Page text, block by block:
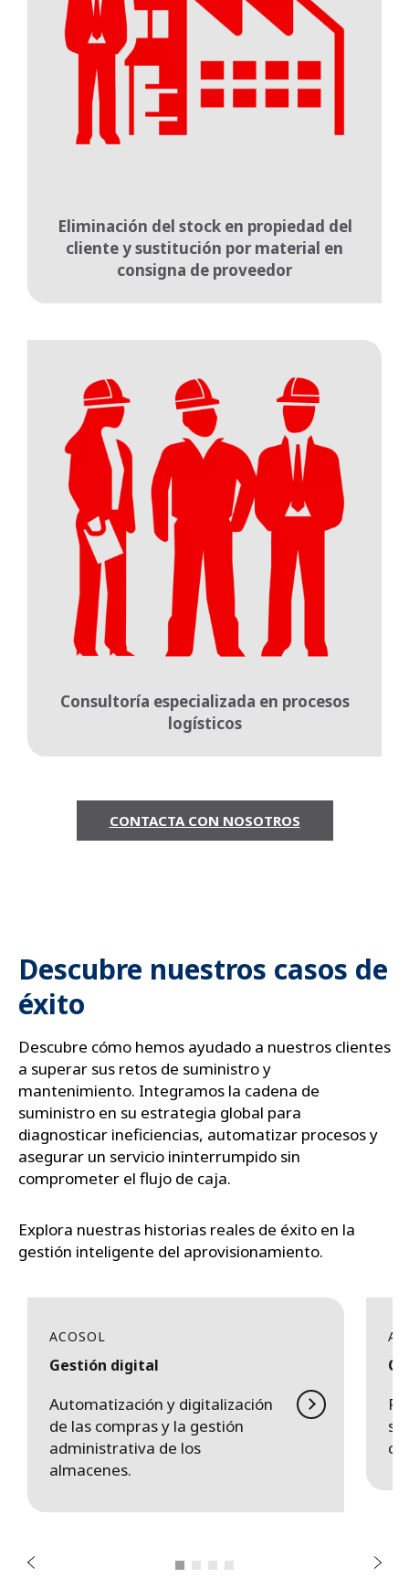
Eliminación del stock en propiedad del
cliente y sustitución por material en
consigna de proveedor
Consultoría especializada en procesos
logísticos
CONTACTA CON NOSOTROS
ACOSOL
Gestión digital
Automatización y digitalización
de las compras y la gestión
administrativa de los
almacenes.
A
n
r
S
i
Descubre nuestros casos de
éxito
Descubre cómo hemos ayudado a nuestros clientes
a superar sus retos de suministro y
mantenimiento. Integramos la cadena de
suministro en su estrategia global para
diagnosticar ineficiencias, automatizar procesos y
asegurar un servicio ininterrumpido sin
comprometer el flujo de caja.
Explora nuestras historias reales de éxito en la
gestión inteligente del aprovisionamiento.